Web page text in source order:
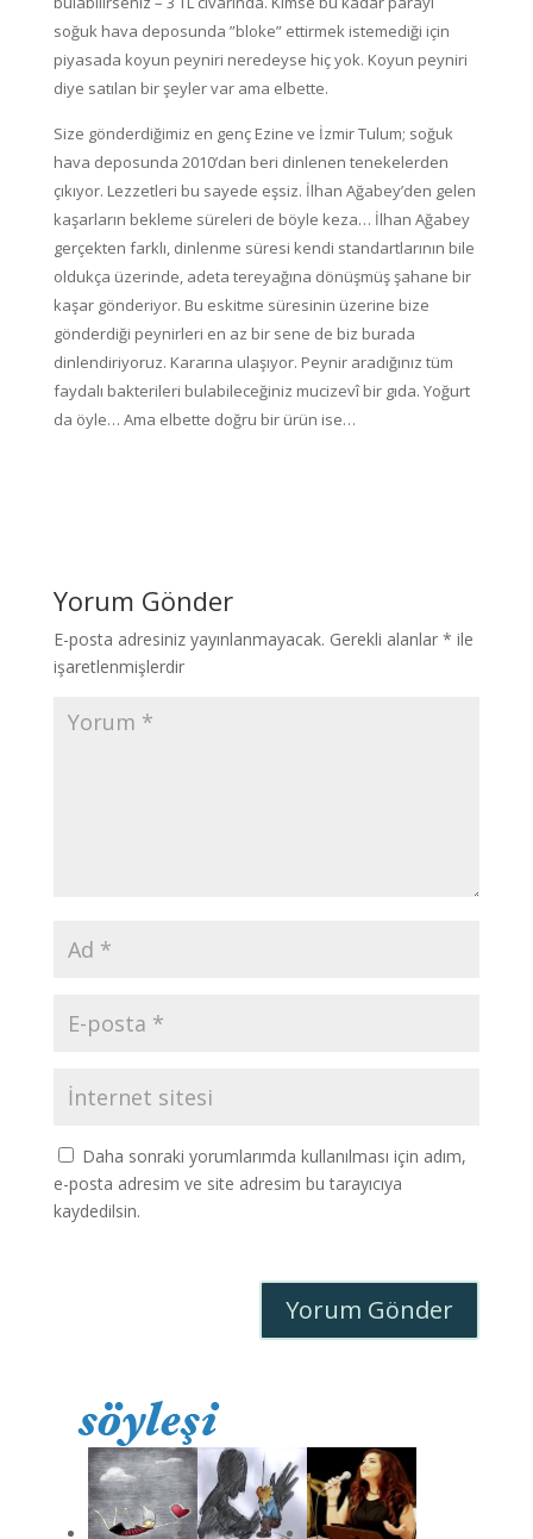
soğuk hava deposunda ”bloke” ettirmek istemediği için
piyasada koyun peyniri neredeyse hiç yok. Koyun peyniri
diye satılan bir şeyler var ama elbette.
Size gönderdiğimiz en genç Ezine ve İzmir Tulum; soğuk
hava deposunda 2010’dan beri dinlenen tenekelerden
çıkıyor. Lezzetleri bu sayede eşsiz. İlhan Ağabey’den gelen
kaşarların bekleme süreleri de böyle keza… İlhan Ağabey
gerçekten farklı, dinlenme süresi kendi standartlarının bile
oldukça üzerinde, adeta tereyağına dönüşmüş şahane bir
kaşar gönderiyor. Bu eskitme süresinin üzerine bize
gönderdiği peynirleri en az bir sene de biz burada
dinlendiriyoruz. Kararına ulaşıyor. Peynir aradığınız tüm
faydalı bakterileri bulabileceğiniz mucizevî bir gıda. Yoğurt
da öyle… Ama elbette doğru bir ürün ise…
Yorum Gönder
E-posta adresiniz yayınlanmayacak. Gerekli alanlar * ile
işaretlenmişlerdir
Daha sonraki yorumlarımda kullanılması için adım,
e-posta adresim ve site adresim bu tarayıcıya
kaydedilsin.